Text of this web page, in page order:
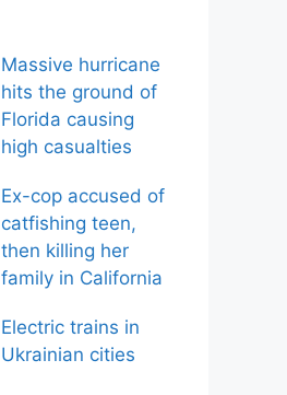
Massive hurricane
hits the ground of
Florida causing
high casualties
Ex-cop accused of
catfishing teen,
then killing her
family in California
Electric trains in
Ukrainian cities